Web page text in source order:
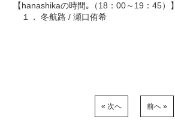
【hanashikaの時間｡（18：00～19：45）】
１． 冬航路 / 瀬口侑希
« 次へ 前へ »